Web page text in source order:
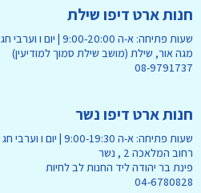
חנות ארט דיפו שילת
שעות פתיחה: א-ה 9:00-20:00 | יום ו וערבי חג 9:00-14:00
מגה אור, שילת (מושב שילת סמוך למודיעין)
08-9791737
חנות ארט דיפו נשר
שעות פתיחה: א-ה 9:00-19:30 | יום ו וערבי חג 9:00-14:00
רחוב המלאכה 2 , נשר
פינת בר יהודה ליד החנות לב לחיות
04-6780828